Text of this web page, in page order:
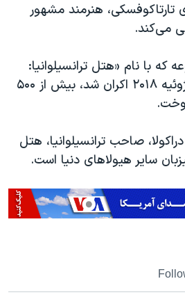
نوبل صلح
«سی‌پک»
تارتاکوفسکی، هنرمند مشهور
می‌کند.
با نام «هتل ترانسیلوانیا:
تعطیلات تابستانی» در ژوئیه ۲۰۱۸ اکران شد، بیش از ۵۰۰
صاحب ترانسیلوانیا، هتل
سایر هیولاهای دنیا است.